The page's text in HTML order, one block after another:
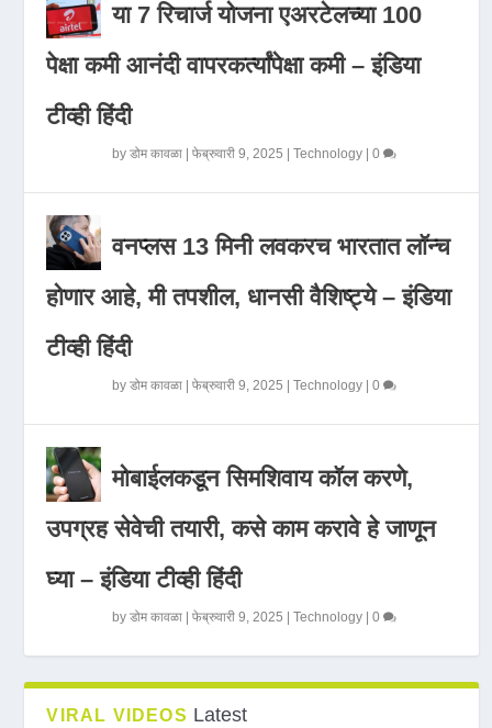
या 7 रिचार्ज योजना एअरटेलच्या 100
पेक्षा कमी आनंदी वापरकर्त्यांपेक्षा कमी – इंडिया
टीव्ही हिंदी
byडोम कावळा |फेब्रुवारी 9, 2025 |Technology |0
वनप्लस 13 मिनी लवकरच भारतात लॉन्च
होणार आहे, मी तपशील, धानसी वैशिष्ट्ये – इंडिया
टीव्ही हिंदी
byडोम कावळा |फेब्रुवारी 9, 2025 |Technology |0
मोबाईलकडून सिमशिवाय कॉल करणे,
उपग्रह सेवेची तयारी, कसे काम करावे हे जाणून
घ्या – इंडिया टीव्ही हिंदी
byडोम कावळा |फेब्रुवारी 9, 2025 |Technology |0
VIRAL VIDEOS Latest